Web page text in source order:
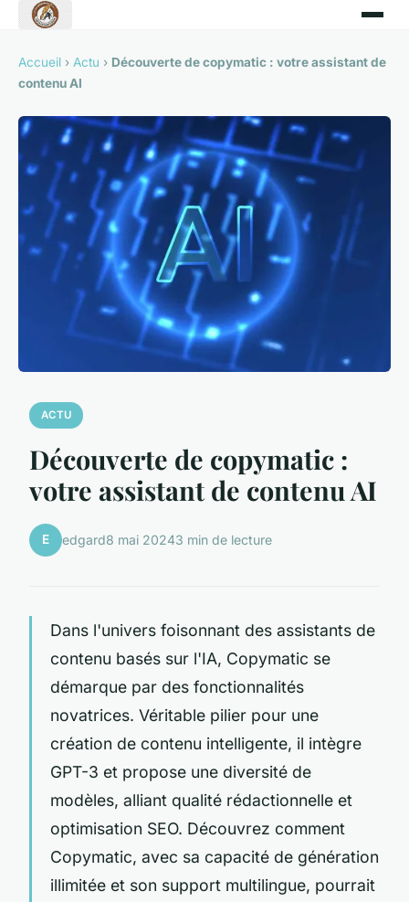
Accueil › Actu › Découverte de copymatic : votre assistant de
contenu AI
ACTU
Découverte de copymatic :
votre assistant de contenu AI
E edgard8 mai 20243 min de lecture
Dans l'univers foisonnant des assistants de
contenu basés sur l'IA, Copymatic se
démarque par des fonctionnalités
novatrices. Véritable pilier pour une
création de contenu intelligente, il intègre
GPT-3 et propose une diversité de
modèles, alliant qualité rédactionnelle et
optimisation SEO. Découvrez comment
Copymatic, avec sa capacité de génération
illimitée et son support multilingue, pourrait